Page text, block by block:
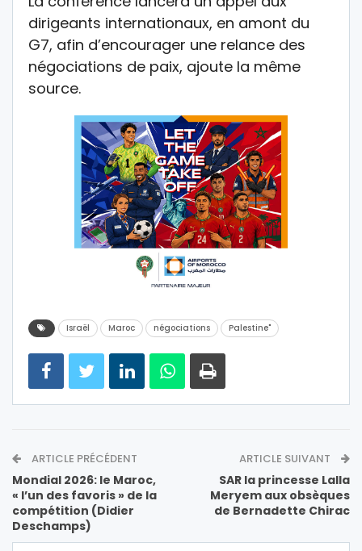
dirigeants internationaux, en amont du
G7, afin d’encourager une relance des
négociations de paix, ajoute la même
source.
Israël Maroc négociations Palestine"
ARTICLE PRÉCÉDENT
Mondial 2026: le Maroc,
« l’un des favoris » de la
compétition (Didier
Deschamps)
ARTICLE SUIVANT
SAR la princesse Lalla
Meryem aux obsèques
de Bernadette Chirac